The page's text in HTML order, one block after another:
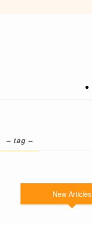
– tag –
New Articles